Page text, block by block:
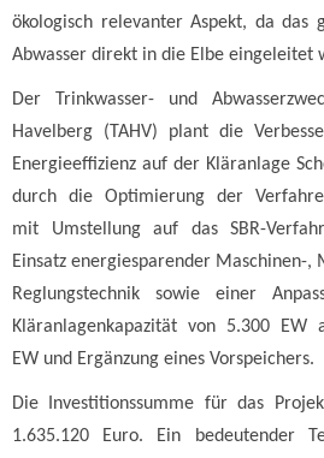
ökologisch relevanter Aspekt, da das
Abwasser direkt in die Elbe eingeleitet
Der Trinkwasser- und
Havelberg (TAHV) plant die
Energieeffizienz auf der Kläranlage
durch die Optimierung der
mit Umstellung auf das SBR-
Einsatz energiesparender Maschinen-,
Reglungstechnik sowie einer
Kläranlagenkapazität von 5.300 EW
EW und Ergänzung eines Vorspeichers.
Die Investitionssumme für das
1.635.120 Euro. Ein bedeutender